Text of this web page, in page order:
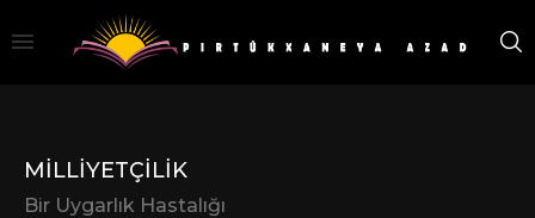
MILLIYETÇILIK
Bir Uygarlık Hastalığı